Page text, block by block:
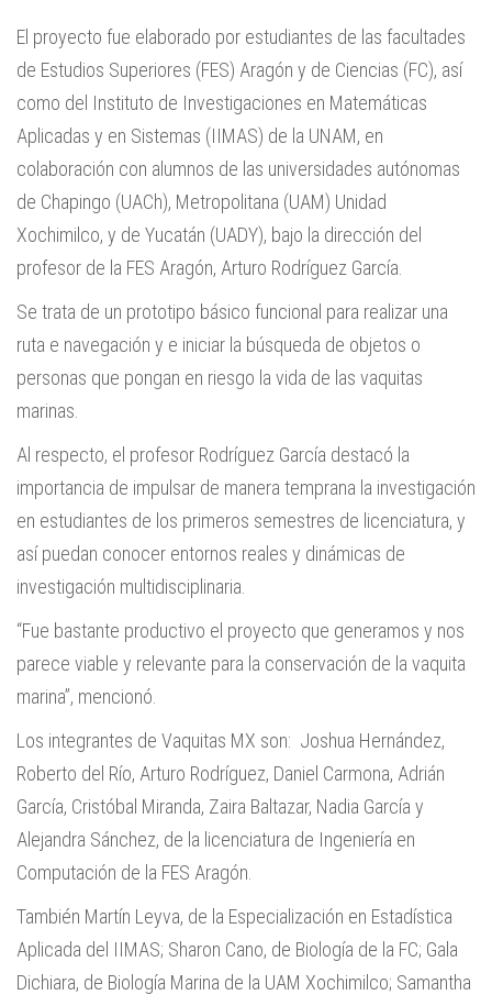
El proyecto fue elaborado por estudiantes de las facultades
de Estudios Superiores (FES) Aragón y de Ciencias (FC), así
como del Instituto de Investigaciones en Matemáticas
Aplicadas y en Sistemas (IIMAS) de la UNAM, en
colaboración con alumnos de las universidades autónomas
de Chapingo (UACh), Metropolitana (UAM) Unidad
Xochimilco, y de Yucatán (UADY), bajo la dirección del
profesor de la FES Aragón, Arturo Rodríguez García.
Se trata de un prototipo básico funcional para realizar una
ruta e navegación y e iniciar la búsqueda de objetos o
personas que pongan en riesgo la vida de las vaquitas
marinas.
Al respecto, el profesor Rodríguez García destacó la
importancia de impulsar de manera temprana la investigación
en estudiantes de los primeros semestres de licenciatura, y
así puedan conocer entornos reales y dinámicas de
investigación multidisciplinaria.
“Fue bastante productivo el proyecto que generamos y nos
parece viable y relevante para la conservación de la vaquita
marina”, mencionó.
Los integrantes de Vaquitas MX son: Joshua Hernández,
Roberto del Río, Arturo Rodríguez, Daniel Carmona, Adrián
García, Cristóbal Miranda, Zaira Baltazar, Nadia García y
Alejandra Sánchez, de la licenciatura de Ingeniería en
Computación de la FES Aragón.
También Martín Leyva, de la Especialización en Estadística
Aplicada del IIMAS; Sharon Cano, de Biología de la FC; Gala
Dichiara, de Biología Marina de la UAM Xochimilco; Samantha